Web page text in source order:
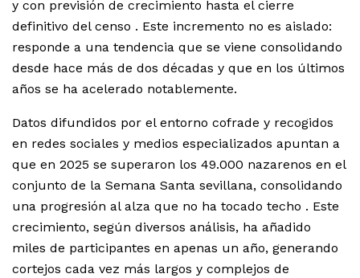
y con previsión de crecimiento hasta el cierre
definitivo del censo . Este incremento no es aislado:
responde a una tendencia que se viene consolidando
desde hace más de dos décadas y que en los últimos
años se ha acelerado notablemente.
Datos difundidos por el entorno cofrade y recogidos
en redes sociales y medios especializados apuntan a
que en 2025 se superaron los 49.000 nazarenos en el
conjunto de la Semana Santa sevillana, consolidando
una progresión al alza que no ha tocado techo . Este
crecimiento, según diversos análisis, ha añadido
miles de participantes en apenas un año, generando
cortejos cada vez más largos y complejos de